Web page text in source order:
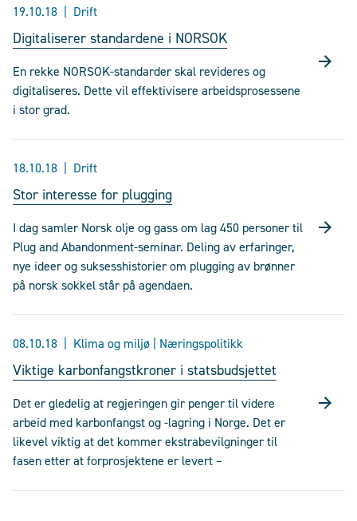
19.10.18 Drift
Digitaliserer standardene i NORSOK
En rekke NORSOK-standarder skal revideres og
digitaliseres. Dette vil effektivisere arbeidsprosessene
i stor grad.
18.10.18 Drift
Stor interesse for plugging
I dag samler Norsk olje og gass om lag 450 personer til
Plug and Abandonment-seminar. Deling av erfaringer,
nye ideer og suksesshistorier om plugging av brønner
på norsk sokkel står på agendaen.
08.10.18 Klima og miljø | Næringspolitikk
Viktige karbonfangstkroner i statsbudsjettet
Det er gledelig at regjeringen gir penger til videre
arbeid med karbonfangst og -lagring i Norge. Det er
likevel viktig at det kommer ekstrabevilgninger til
fasen etter at forprosjektene er levert –